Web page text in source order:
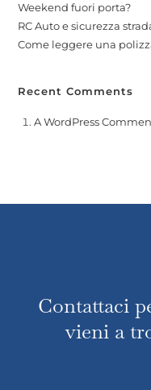
Weekend fuori porta?
RC Auto e sicurezza
Come leggere una
Recent Comments
A WordPress
Contattaci
vieni a